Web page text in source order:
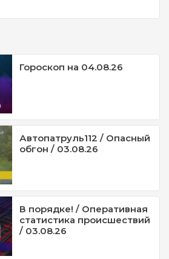
Гороскоп на 04.08.26
Автопатруль112 / Опасный
обгон / 03.08.26
В порядке! / Оперативная
статистика происшествий
/ 03.08.26